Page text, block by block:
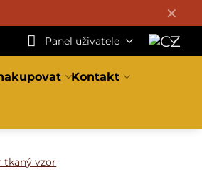
✕
Panel uživatele
Kontakt
tkaný vzor